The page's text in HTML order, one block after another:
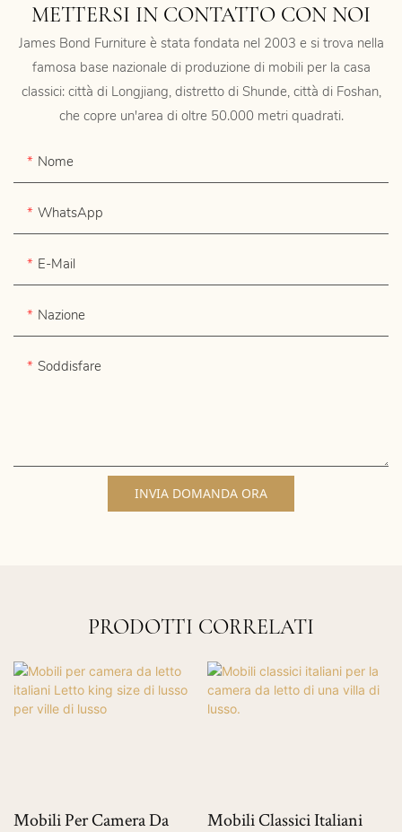
METTERSI IN CONTATTO CON NOI
James Bond Furniture è stata fondata nel 2003 e si trova nella
famosa base nazionale di produzione di mobili per la casa
classici: città di Longjiang, distretto di Shunde, città di Foshan,
che copre un'area di oltre 50.000 metri quadrati.
Nome
WhatsApp
E-Mail
Nazione
Soddisfare
INVIA DOMANDA ORA
PRODOTTI CORRELATI
Mobili Per Camera Da
Mobili Classici Italiani